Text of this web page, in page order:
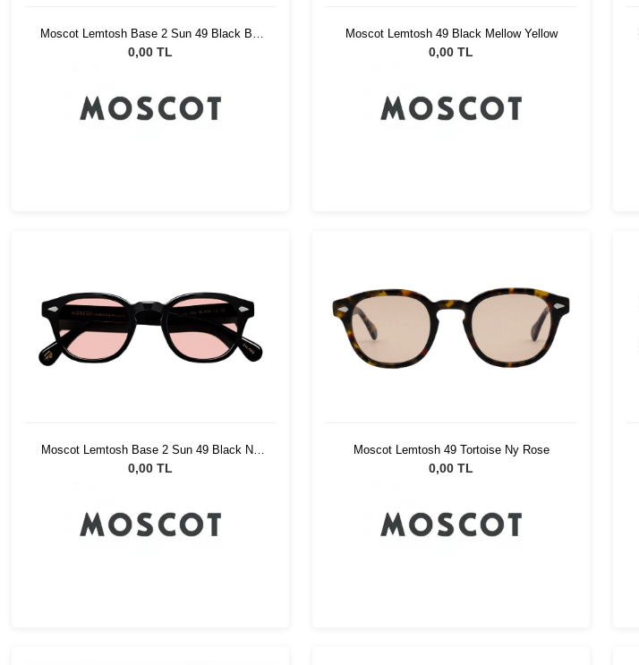
Moscot Lemtosh Base 2 Sun 49 Black Bel
Air Blue
0,00 TL
Moscot Lemtosh 49 Black Mellow Yellow
0,00 TL
Moscot Lemtosh Base 2 Sun 49 Black Ny
Rose
0,00 TL
Moscot Lemtosh 49 Tortoise Ny Rose
0,00 TL